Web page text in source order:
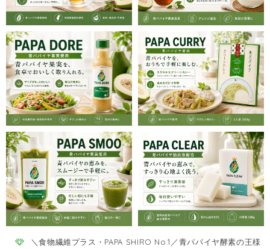
＼食物繊維プラス・PAPA SHIRO No.1／青パパイヤ酵素の王様